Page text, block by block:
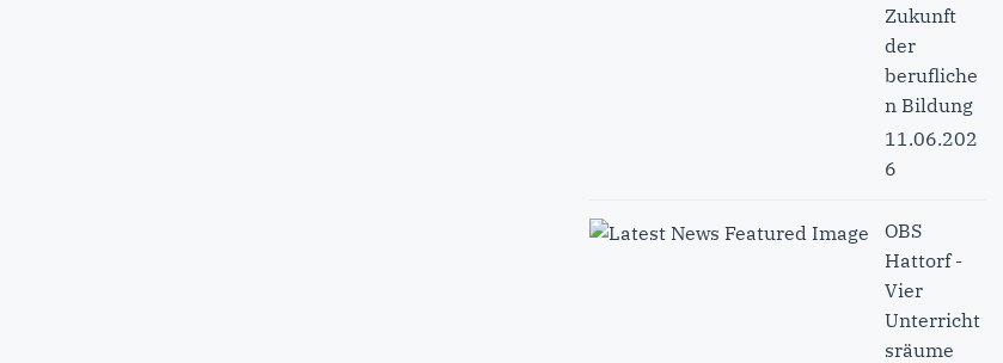
Zukunft
der
berufliche
n Bildung
11.06.202
6
OBS
Hattorf -
Vier
Unterricht
sräume